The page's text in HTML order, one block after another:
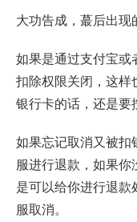
大功告成，蕞后出现
如果是通过支付宝或
扣除权限关闭，这样
银行卡的话，还是要
如果忘记取消又被扣
服进行退款，如果
是可以给你进行退
服取消。